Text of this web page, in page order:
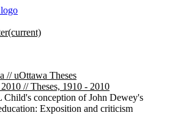
(current)
// uOttawa Theses
// Theses, 1910 - 2010
Child's conception of John Dewey's
Exposition and criticism